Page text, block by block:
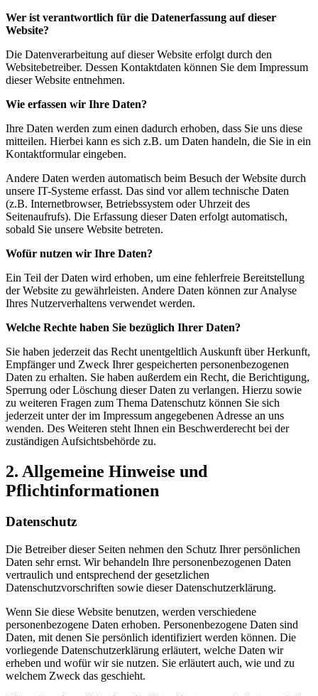
Wer ist verantwortlich für die Datenerfassung auf dieser
Website?
Die Datenverarbeitung auf dieser Website erfolgt durch den
Websitebetreiber. Dessen Kontaktdaten können Sie dem Impressum
dieser Website entnehmen.
Wie erfassen wir Ihre Daten?
Ihre Daten werden zum einen dadurch erhoben, dass Sie uns diese
mitteilen. Hierbei kann es sich z.B. um Daten handeln, die Sie in ein
Kontaktformular eingeben.
Andere Daten werden automatisch beim Besuch der Website durch
unsere IT-Systeme erfasst. Das sind vor allem technische Daten
(z.B. Internetbrowser, Betriebssystem oder Uhrzeit des
Seitenaufrufs). Die Erfassung dieser Daten erfolgt automatisch,
sobald Sie unsere Website betreten.
Wofür nutzen wir Ihre Daten?
Ein Teil der Daten wird erhoben, um eine fehlerfreie Bereitstellung
der Website zu gewährleisten. Andere Daten können zur Analyse
Ihres Nutzerverhaltens verwendet werden.
Welche Rechte haben Sie bezüglich Ihrer Daten?
Sie haben jederzeit das Recht unentgeltlich Auskunft über Herkunft,
Empfänger und Zweck Ihrer gespeicherten personenbezogenen
Daten zu erhalten. Sie haben außerdem ein Recht, die Berichtigung,
Sperrung oder Löschung dieser Daten zu verlangen. Hierzu sowie
zu weiteren Fragen zum Thema Datenschutz können Sie sich
jederzeit unter der im Impressum angegebenen Adresse an uns
wenden. Des Weiteren steht Ihnen ein Beschwerderecht bei der
zuständigen Aufsichtsbehörde zu.
2. Allgemeine Hinweise und
Pflichtinformationen
Datenschutz
Die Betreiber dieser Seiten nehmen den Schutz Ihrer persönlichen
Daten sehr ernst. Wir behandeln Ihre personenbezogenen Daten
vertraulich und entsprechend der gesetzlichen
Datenschutzvorschriften sowie dieser Datenschutzerklärung.
Wenn Sie diese Website benutzen, werden verschiedene
personenbezogene Daten erhoben. Personenbezogene Daten sind
Daten, mit denen Sie persönlich identifiziert werden können. Die
vorliegende Datenschutzerklärung erläutert, welche Daten wir
erheben und wofür wir sie nutzen. Sie erläutert auch, wie und zu
welchem Zweck das geschieht.